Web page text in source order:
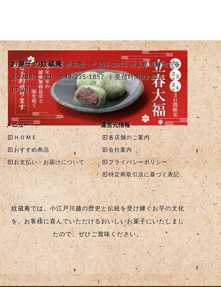
お菓子の紋蔵庵 所在地：〒350-0001 埼玉県川越市古谷
上3788-1 TEL：049-235-1857 （ 受付時間09:00-
17:00）
メニュー
ＨＯＭＥ
おすすめ商品
お支払い・お届けについて
運営元情報
各店舗のご案内
会社案内
プライバシーポリシー
特定商取引法に基づく表記
紋蔵庵では、小江戸川越の歴史と伝統を受け継ぐお芋の文化
を、お客様に喜んでいただけるおいしいお菓子にいたしまし
たので、ぜひご賞味ください。